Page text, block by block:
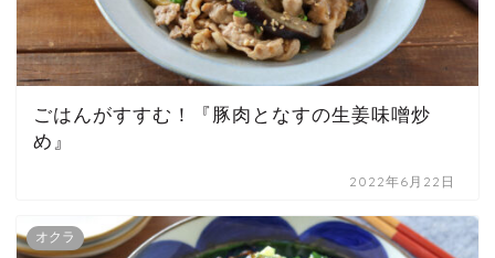
ごはんがすすむ！『豚肉となすの生姜味噌炒
め』
2022年6月22日
オクラ